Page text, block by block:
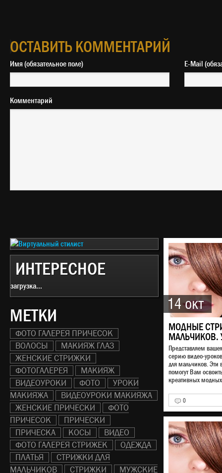
ОСТАВИТЬ КОММЕНТАРИЙ
Имя (обязательное поле) E-Mail
Комментарий
ИНТЕРЕСНОЕ
загрузка...
МЕТКИ
ФОТО ГАЛЕРЕЯ ПРИЧЕСОК
ВОЛОСЫ
МАКИЯЖ ГЛАЗ
ЖЕНСКИЕ СТРИЖКИ
ФОТОГАЛЕРЕЯ
МАКИЯЖ
ВИДЕОУРОКИ
ФОТО
УРОКИ
МАКИЯЖА
ВИДЕОУРОКИ МАКИЯЖА
ЖЕНСКИЕ ПРИЧЕСКИ
ФОТО
ПРИЧЕСОК
ПРИЧЕСКИ
ПРИЧЕСКА
КОСЫ
ВИДЕО
ФОТО ГАЛЕРЕЯ СТРИЖЕК
ОДЕЖДА
ПЛАТЬЯ
СТРИЖКИ ДЛЯ
МАЛЬЧИКОВ
СТРИЖКИ МУЖСКИЕ
14 окт
МОДНЫЕ
МАЛЬЧИКОВ.
Представляем
серию видео-
для мальчиков. Эти
помогут Вам
креативных
0